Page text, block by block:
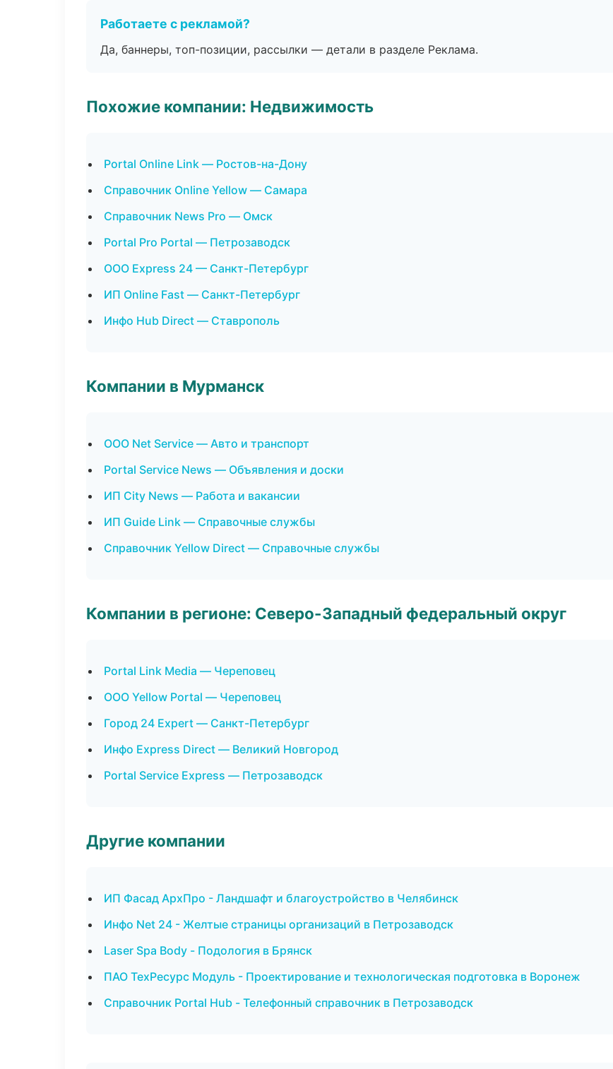
Работаете с рекламой?
Да, баннеры, топ-позиции, рассылки — детали в разделе Реклама.
Похожие компании: Недвижимость
Portal Online Link — Ростов-на-Дону
Справочник Online Yellow — Самара
Справочник News Pro — Омск
Portal Pro Portal — Петрозаводск
ООО Express 24 — Санкт-Петербург
ИП Online Fast — Санкт-Петербург
Инфо Hub Direct — Ставрополь
Компании в Мурманск
ООО Net Service — Авто и транспорт
Portal Service News — Объявления и доски
ИП City News — Работа и вакансии
ИП Guide Link — Справочные службы
Справочник Yellow Direct — Справочные службы
Компании в регионе: Северо-Западный федеральный округ
Portal Link Media — Череповец
ООО Yellow Portal — Череповец
Город 24 Expert — Санкт-Петербург
Инфо Express Direct — Великий Новгород
Portal Service Express — Петрозаводск
Другие компании
ИП Фасад АрхПро - Ландшафт и благоустройство в Челябинск
Инфо Net 24 - Желтые страницы организаций в Петрозаводск
Laser Spa Body - Подология в Брянск
ПАО ТехРесурс Модуль - Проектирование и технологическая подготовка в Воронеж
Справочник Portal Hub - Телефонный справочник в Петрозаводск